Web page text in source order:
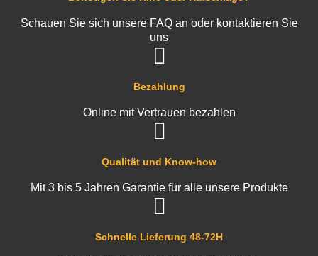
Schnelle Lieferung 48-72H
Qualität und Know-how
Mit 3 bis 5 Jahren Garantie für alle unsere Produkte
Bezahlung
Online mit Vertrauen bezahlen
Schauen Sie sich unsere FAQ an oder kontaktieren Sie
uns